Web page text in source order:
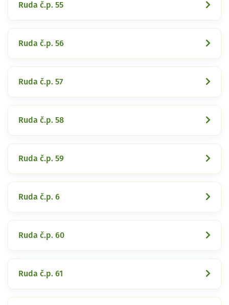
Ruda č.p. 55
Ruda č.p. 56
Ruda č.p. 57
Ruda č.p. 58
Ruda č.p. 59
Ruda č.p. 6
Ruda č.p. 60
Ruda č.p. 61